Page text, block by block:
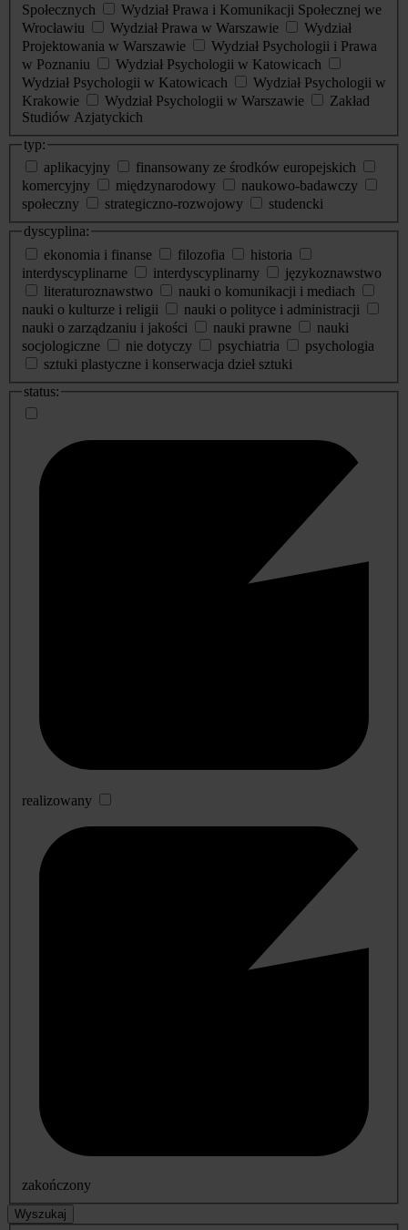
Społecznych
Wydział Prawa i Komunikacji Społecznej we
Wrocławiu
Wydział Prawa w Warszawie
Wydział
Projektowania w Warszawie
Wydział Psychologii i Prawa
w Poznaniu
Wydział Psychologii w Katowicach
Wydział Psychologii w Katowicach
Wydział Psychologii w
Krakowie
Wydział Psychologii w Warszawie
Zakład
Studiów Azjatyckich
typ:
aplikacyjny
finansowany ze środków europejskich
komercyjny
międzynarodowy
naukowo-badawczy
społeczny
strategiczno-rozwojowy
studencki
dyscyplina:
ekonomia i finanse
filozofia
historia
interdyscyplinarne
interdyscyplinarny
językoznawstwo
literaturoznawstwo
nauki o komunikacji i mediach
nauki o kulturze i religii
nauki o polityce i administracji
nauki o zarządzaniu i jakości
nauki prawne
nauki
socjologiczne
nie dotyczy psychiatria
psychologia
sztuki plastyczne i konserwacja dzieł sztuki
status:
realizowany
zakończony
Wyszukaj